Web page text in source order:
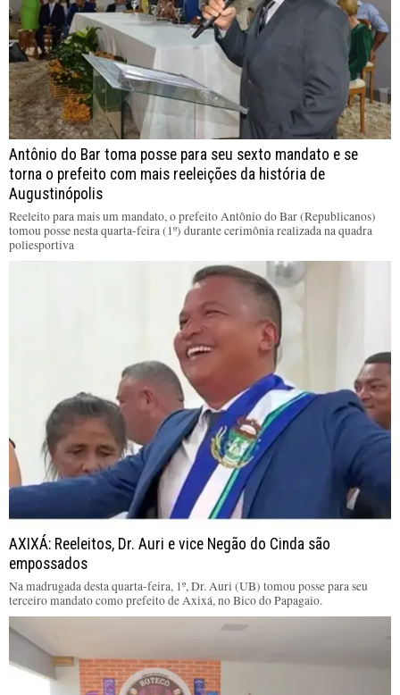
Antônio do Bar toma posse para seu sexto mandato e se
torna o prefeito com mais reeleições da história de
Augustinópolis
Reeleito para mais um mandato, o prefeito Antônio do Bar (Republicanos)
tomou posse nesta quarta-feira (1º) durante cerimônia realizada na quadra
poliesportiva
AXIXÁ: Reeleitos, Dr. Auri e vice Negão do Cinda são
empossados
Na madrugada desta quarta-feira, 1º, Dr. Auri (UB) tomou posse para seu
terceiro mandato como prefeito de Axixá, no Bico do Papagaio.